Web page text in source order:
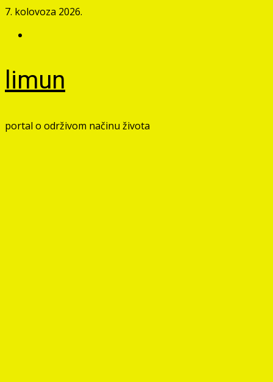
Skip
content
7. kolovoza 2026.
limun
portal o održivom načinu života